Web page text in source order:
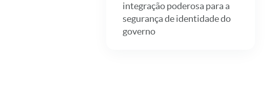
integração poderosa para a
segurança de identidade do
governo